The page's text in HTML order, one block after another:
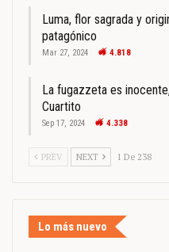
Luma, flor sagrada y
patagónico
Mar 27, 2024 4.818
La fugazzeta es
Cuartito
Sep 17, 2024 4.338
PREV NEXT 1 De 238
Lo más nuevo